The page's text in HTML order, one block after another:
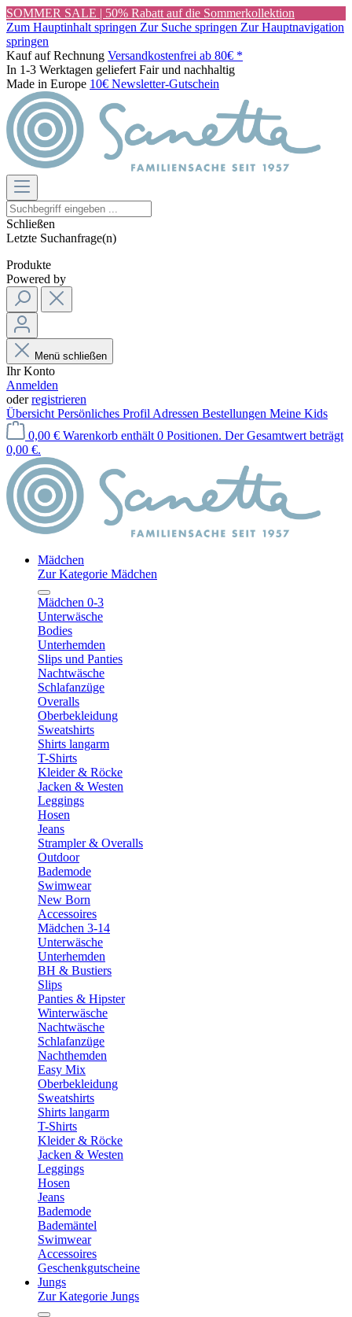
SOMMER SALE | 50% Rabatt auf die Sommerkollektion
Zum Hauptinhalt springen Zur Suche springen Zur Hauptnavigation
springen
Kauf auf Rechnung Versandkostenfrei ab 80€ *
In 1-3 Werktagen geliefert Fair und nachhaltig
Made in Europe 10€ Newsletter-Gutschein
Schließen
Letzte Suchanfrage(n)
Produkte
Powered by
Menü schließen
Ihr Konto
Anmelden
oderregistrieren
Übersicht Persönliches Profil Adressen Bestellungen Meine Kids
0,00 € Warenkorb enthält 0 Positionen. Der Gesamtwert beträgt
0,00 €.
Mädchen
Zur Kategorie Mädchen
Mädchen 0-3
Unterwäsche
Bodies
Unterhemden
Slips und Panties
Nachtwäsche
Schlafanzüge
Overalls
Oberbekleidung
Sweatshirts
Shirts langarm
T-Shirts
Kleider & Röcke
Jacken & Westen
Leggings
Hosen
Jeans
Strampler & Overalls
Outdoor
Bademode
Swimwear
New Born
Accessoires
Mädchen 3-14
Unterwäsche
Unterhemden
BH & Bustiers
Slips
Panties & Hipster
Winterwäsche
Nachtwäsche
Schlafanzüge
Nachthemden
Easy Mix
Oberbekleidung
Sweatshirts
Shirts langarm
T-Shirts
Kleider & Röcke
Jacken & Westen
Leggings
Hosen
Jeans
Bademode
Bademäntel
Swimwear
Accessoires
Geschenkgutscheine
Jungs
Zur Kategorie Jungs